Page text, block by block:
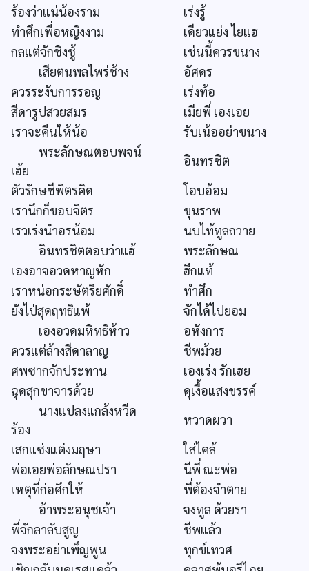
ร้องว่าแน่น้องราม
เร่งรู้
ทำศึกเพื่อหญิงงาม
เดียวแย่ง ไยแฮ
กลแต่จักชิงชู้
เช่นนี้ควรขนาง
เสียตนพลไพร่ช้าง
อัศดร
ควรระงับการรอญ
เร่งท้อ
สีดารูปสวยสมร
เมียพี่ เองเอย
เราจะคืนให้น้อ
รับเน้ออย่าขนาง
พระลักษณตอบพจน์
เฮ้ย
อินทรชิต
ตัวรักษชีพิตรคิด
โอบอ้อม
เรานึกก็ขอบจิตร
ขุนราพ
เรวเร่งนำอรน้อม
นบไท้ทูลถวาย
อินทรชิตตอบว่าแฮ้
พระลักษณ
เองอาจอวดหาญหัก
ฮึกแท้
เราหน่อกระษัตริยศักดิ์
ทำศึก
ยังไป่สุดฤทธิแพ้
จักได้ไปยอม
เองอวดมหิทธิห้าว
อหังการ
ควรแต่ล้างสีดาลาญ
ชีพม้วย
ศพซากจักประทาน
เองเร่ง รักเฮย
ฉุดสุกขาจารด้วย
ดุเงื้อแสงขรรค์
นางแปลงแกล้งหวีด
ร้อง
หวาดผวา
เสกแซ่งแต่งมฤษา
ใส่ไคล้
พ่อเอยพ่อลักษณปรา
นีพี่ ณะพ่อ
เหตุที่ก่อศึกให้
พี่ต้องจำตาย
อ้าพระอนุชเจ้า
จงทูล ด้วยรา
พี่จักลาลับสูญ
ชีพแล้ว
จงพระอย่าเพ็ญพูน
ทุกข์เทวศ